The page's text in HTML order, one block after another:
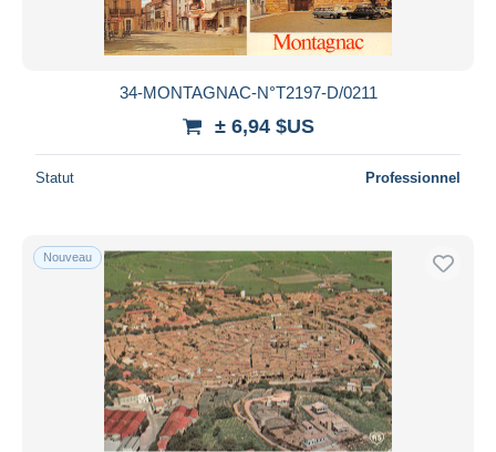
34-MONTAGNAC-N°T2197-D/0211
± 6,94 $US
Statut Professionnel
Nouveau